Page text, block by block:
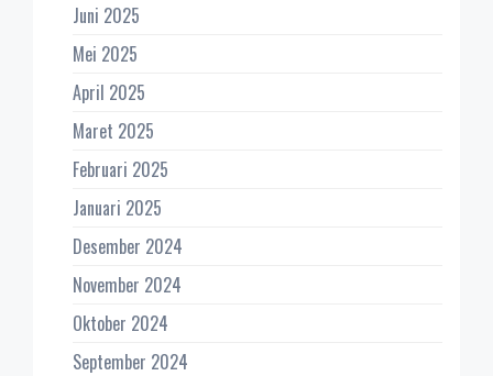
Juni 2025
Mei 2025
April 2025
Maret 2025
Februari 2025
Januari 2025
Desember 2024
November 2024
Oktober 2024
September 2024